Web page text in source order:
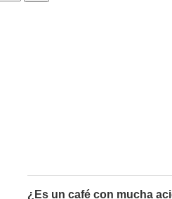
¿Es un café con mucha